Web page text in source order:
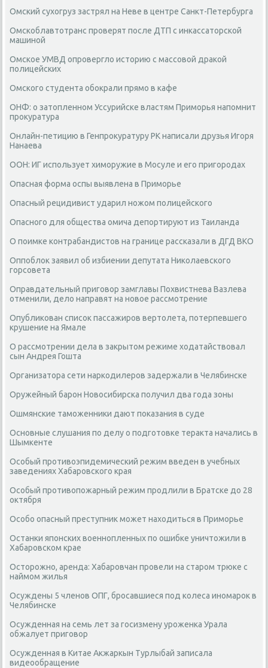
Омский сухогруз застрял на Неве в центре Санкт-Петербурга
Омскоблавтотранс проверят после ДТП с инкассаторской
машиной
Омское УМВД опровергло историю с массовой дракой
полицейских
Омского студента обокрали прямо в кафе
ОНФ: о затопленном Уссурийске властям Приморья напомнит
прокуратура
Онлайн-петицию в Генпрокуратуру РК написали друзья Игоря
Нанаева
ООН: ИГ использует химоружие в Мосуле и его пригородах
Опасная форма оспы выявлена в Приморье
Опасный рецидивист ударил ножом полицейского
Опасного для общества омича депортируют из Таиланда
О поимке контрабандистов на границе рассказали в ДГД ВКО
Оппоблок заявил об избиении депутата Николаевского
горсовета
Оправдательный приговор замглавы Похвистнева Вазлева
отменили, дело направят на новое рассмотрение
Опубликован список пассажиров вертолета, потерпевшего
крушение на Ямале
О рассмотрении дела в закрытом режиме ходатайствовал
сын Андрея Гошта
Организатора сети наркодилеров задержали в Челябинске
Оружейный барон Новосибирска получил два года зоны
Ошмянские таможенники дают показания в суде
Основные слушания по делу о подготовке теракта начались в
Шымкенте
Особый противоэпидемический режим введен в учебных
заведениях Хабаровского края
Особый противопожарный режим продлили в Братске до 28
октября
Особо опасный преступник может находиться в Приморье
Останки японских военнопленных по ошибке уничтожили в
Хабаровском крае
Осторожно, аренда: Хабаровчан провели на старом трюке с
наймом жилья
Осуждены 5 членов ОПГ, бросавшиеся под колеса иномарок в
Челябинске
Осужденная на семь лет за госизмену уроженка Урала
обжалует приговор
Осужденная в Китае Акжаркын Турлыбай записала
видеообращение